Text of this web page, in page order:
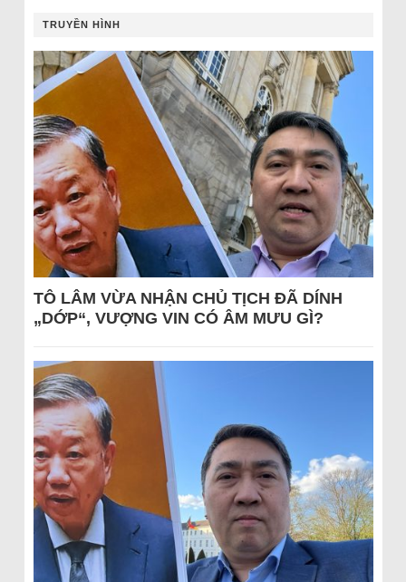
TRUYỀN HÌNH
TÔ LÂM VỪA NHẬN CHỦ TỊCH ĐÃ DÍNH
„DỚP“, VƯỢNG VIN CÓ ÂM MƯU GÌ?